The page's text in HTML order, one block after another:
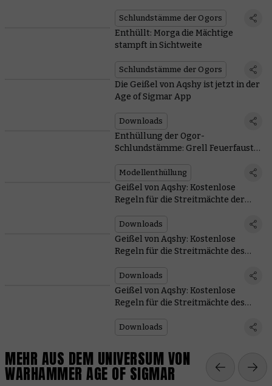
Schlundstämme der Ogors
Enthüllt: Morga die Mächtige
stampft in Sichtweite
Schlundstämme der Ogors
Die Geißel von Aqshy ist jetzt in der
Age of Sigmar App
Downloads
Enthüllung der Ogor-
Schlundstämme: Grell Feuerfaust
Messerstecherei
Modellenthüllung
Geißel von Aqshy: Kostenlose
Regeln für die Streitmächte der
Downloads
Geißel von Aqshy: Kostenlose
Regeln für die Streitmächte des
Downloads
Geißel von Aqshy: Kostenlose
Regeln für die Streitmächte des
Downloads
MEHR AUS DEM UNIVERSUM VON
WARHAMMER AGE OF SIGMAR